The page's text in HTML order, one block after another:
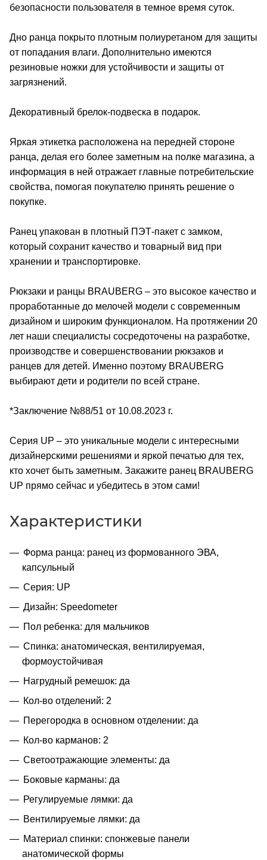
безопасности пользователя в темное время суток.
Дно ранца покрыто плотным полиуретаном для защиты
от попадания влаги. Дополнительно имеются
резиновые ножки для устойчивости и защиты от
загрязнений.
Декоративный брелок-подвеска в подарок.
Яркая этикетка расположена на передней стороне
ранца, делая его более заметным на полке магазина, а
информация в ней отражает главные потребительские
свойства, помогая покупателю принять решение о
покупке.
Ранец упакован в плотный ПЭТ-пакет с замком,
который сохранит качество и товарный вид при
хранении и транспортировке.
Рюкзаки и ранцы BRAUBERG – это высокое качество и
проработанные до мелочей модели с современным
дизайном и широким функционалом. На протяжении 20
лет наши специалисты сосредоточены на разработке,
производстве и совершенствовании рюкзаков и
ранцев для детей. Именно поэтому BRAUBERG
выбирают дети и родители по всей стране.
*Заключение №88/51 от 10.08.2023 г.
Серия UP – это уникальные модели с интересными
дизайнерскими решениями и яркой печатью для тех,
кто хочет быть заметным. Закажите ранец BRAUBERG
UP прямо сейчас и убедитесь в этом сами!
Характеристики
Форма ранца: ранец из формованного ЭВА,
капсульный
Серия: UP
Дизайн: Speedometer
Пол ребенка: для мальчиков
Спинка: анатомическая, вентилируемая,
формоустойчивая
Нагрудный ремешок: да
Кол-во отделений: 2
Перегородка в основном отделении: да
Кол-во карманов: 2
Светоотражающие элементы: да
Боковые карманы: да
Регулируемые лямки: да
Вентилируемые лямки: да
Материал спинки: спонжевые панели
анатомической формы